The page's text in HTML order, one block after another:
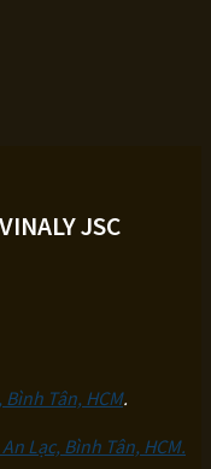
JSC
Tân, HCM.
Lạc, Bình Tân, HCM.